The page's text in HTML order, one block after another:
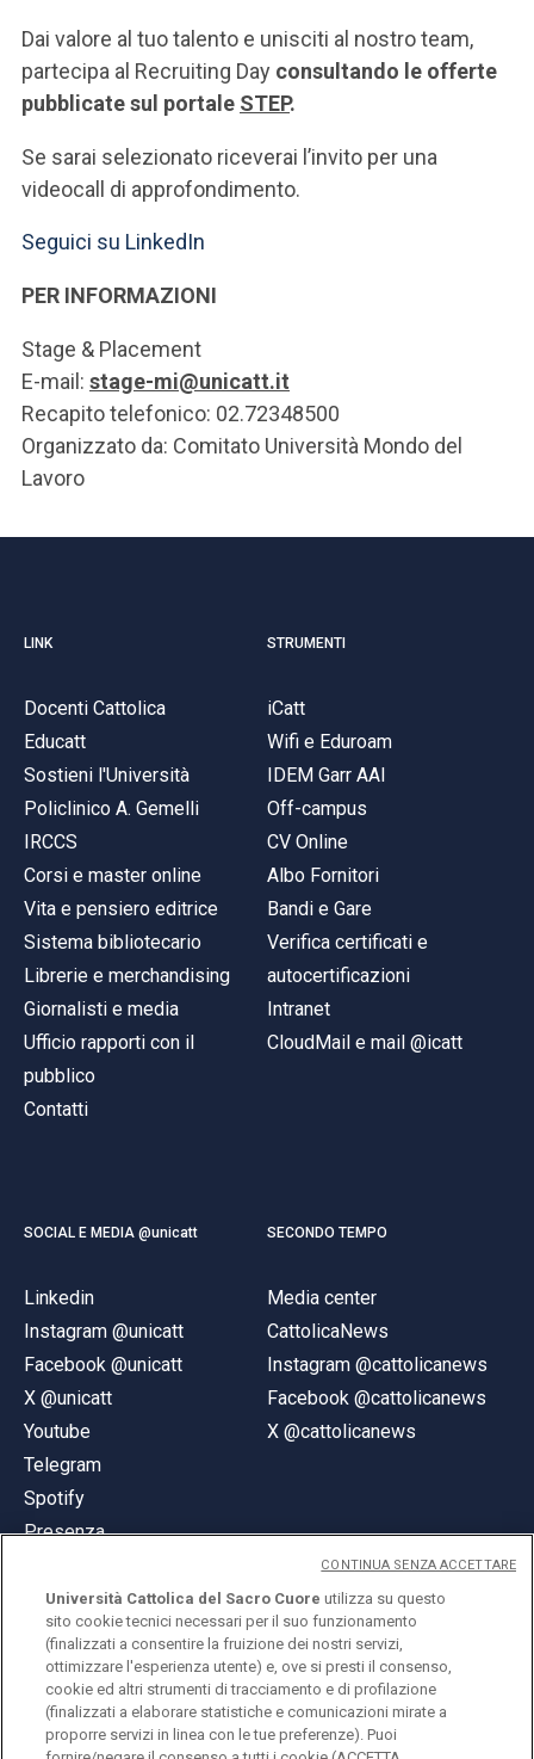
Dai valore al tuo talento e unisciti al nostro team,
partecipa al Recruiting Day consultando le offerte
pubblicate sul portale STEP.
Se sarai selezionato riceverai l’invito per una
videocall di approfondimento.
Seguici su LinkedIn
PER INFORMAZIONI
Stage & Placement
E-mail: stage-mi@unicatt.it
Recapito telefonico: 02.72348500
Organizzato da: Comitato Università Mondo del
Lavoro
LINK
Docenti Cattolica
Educatt
Sostieni l'Università
Policlinico A. Gemelli
IRCCS
Corsi e master online
Vita e pensiero editrice
Sistema bibliotecario
Librerie e merchandising
Giornalisti e media
Ufficio rapporti con il
pubblico
Contatti
STRUMENTI
iCatt
Wifi e Eduroam
IDEM Garr AAI
Off-campus
CV Online
Albo Fornitori
Bandi e Gare
Verifica certificati e
autocertificazioni
Intranet
CloudMail e mail @icatt
SOCIAL E MEDIA @unicatt
Linkedin
Instagram @unicatt
Facebook @unicatt
X @unicatt
Youtube
Telegram
Spotify
Presenza
SECONDO TEMPO
Media center
CattolicaNews
Instagram @cattolicanews
Facebook @cattolicanews
X @cattolicanews
© Università Cattolica del Sacro Cuore
Largo A. Gemelli 1, 20123 Milano
PI 02133120150
Università Cattolica del Sacro Cuore utilizza su questo
sito cookie tecnici necessari per il suo funzionamento
(finalizzati a consentire la fruizione dei nostri servizi,
ottimizzare l'esperienza utente) e, ove si presti il consenso,
cookie ed altri strumenti di tracciamento e di profilazione
(finalizzati a elaborare statistiche e comunicazioni mirate a
proporre servizi in linea con le tue preferenze). Puoi
CONTINUA SENZA ACCETTARE